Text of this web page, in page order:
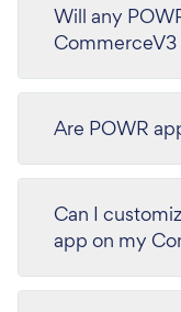
Will any
Are POWR
Can I
app on my